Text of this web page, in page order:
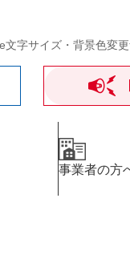
文字サイズ・背景色変更
事業者の方